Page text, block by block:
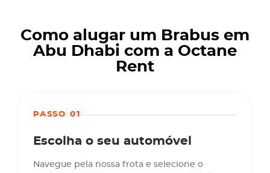
Como alugar um Brabus em
Abu Dhabi com a Octane
Rent
PASSO 01
Escolha o seu automóvel
Navegue pela nossa frota e selecione o